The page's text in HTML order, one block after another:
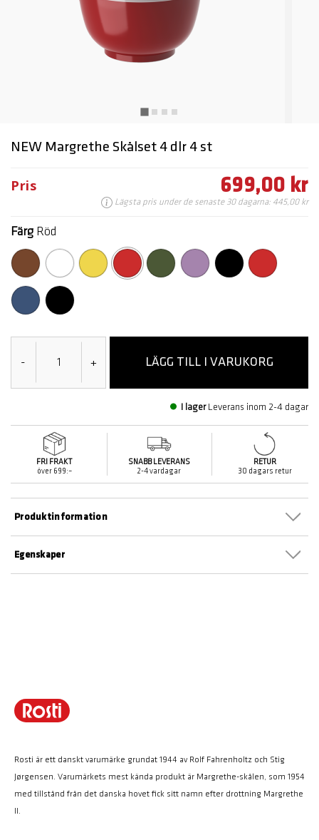
NEW Margrethe Skålset 4 dlr 4 st
Pris 699,00 kr
Lägsta pris under de senaste 30 dagarna: 445,00 kr
Färg Röd
markerade
- + LÄGG TILL I VARUKORG
I lager Leverans inom 2-4 dagar
FRI FRAKT
över 699:–
SNABB LEVERANS
2-4 vardagar
RETUR
30 dagars retur
Egenskaper
Produktinformation
Rosti är ett danskt varumärke grundat 1944 av Rolf Fahrenholtz och Stig
Jørgensen. Varumärkets mest kända produkt är Margrethe-skålen, som 1954
med tillstånd från det danska hovet fick sitt namn efter drottning Margrethe